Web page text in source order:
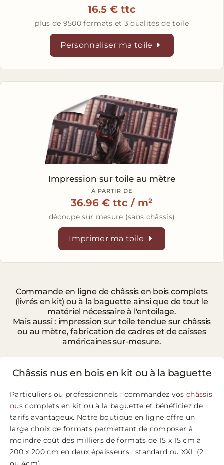
16.5 € ttc
plus de 9500 formats et 3 qualités de toile
Personnaliser ma toile
Impression sur toile au mètre
À PARTIR DE
36.96 € ttc / m²
découpe sur mesure (sans châssis)
Imprimer ma toile
Commande en ligne de châssis en bois complets
(livrés en kit) ou à la baguette ainsi que de tout le
matériel nécessaire à l'entoilage.
Mais aussi : impression sur toile tendue sur châssis
ou au mètre, fabrication de cadres et de caisses
américaines sur-mesure.
Châssis nus en bois en kit ou à la baguette
Particuliers ou professionnels : commandez voschâssis
nuscomplets en kit ou à la baguette et bénéficiez de
tarifs avantageux. Notre boutique en ligne offre un
large choix de formats permettant de composer à
moindre coût des milliers de formats de 15 x 15 cm à
200 x 200 cm en deux épaisseurs : standard ou XXL (2